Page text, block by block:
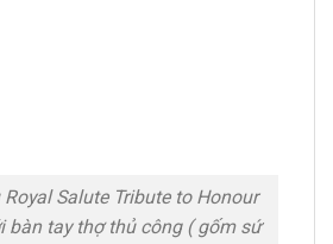
Salute Tribute to Honour
bàn tay thợ thủ công (gốm sứ